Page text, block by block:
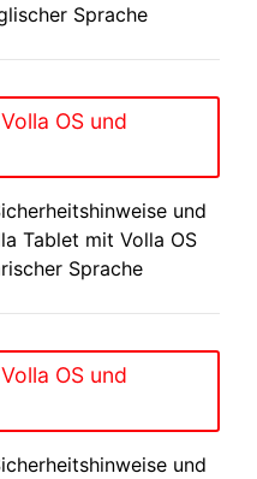
Sprache
OS und
und
Tablet mit Volla OS
Sprache
OS und
und